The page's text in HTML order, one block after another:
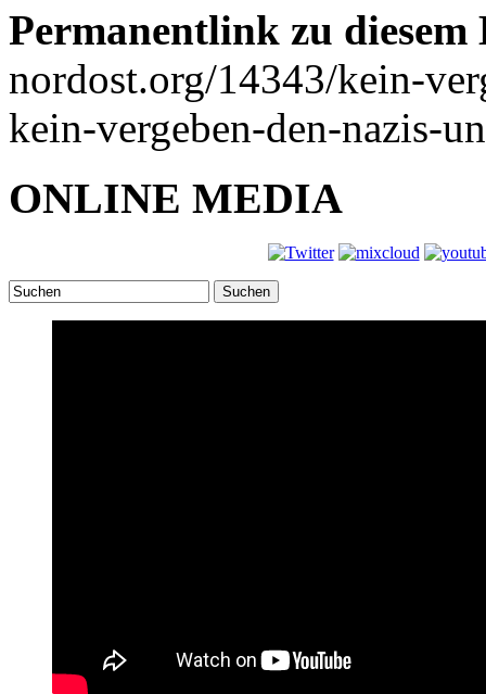
Permanentlink zu
nordost.org/14343/kein-
kein-vergeben-den-nazis-
ONLINE MEDIA
Suchen